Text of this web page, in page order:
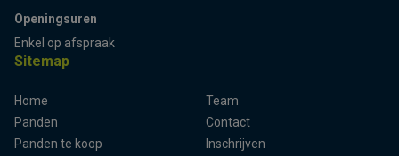
Openingsuren
Enkel op afspraak
Sitemap
Home
Panden
Panden te koop
Team
Contact
Inschrijven
Terug naar boven